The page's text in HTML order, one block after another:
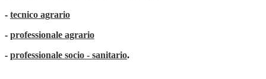
- tecnico agrario
- professionale agrario
- professionale socio - sanitario.